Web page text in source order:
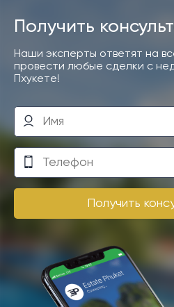
Получить
Наши эксперты ответят на
провести любые сделки с
Пхукете!
Получить